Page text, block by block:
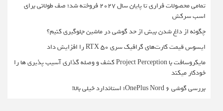
تمامی محصولات فراری تا پایان سال ۲۰۲۷ فروخته شد؛ صف طولانی برای
اسب سرکش
چگونه از داغ شدن بیش از حد گوشی در ماشین جلوگیری کنیم؟
ایسوس قیمت کارت‌های گرافیک سری RTX 50 را افزایش داد
مایکروسافت با Project Perception کشف و وصله گذاری آسیب پذیری ها را
خودکار میکند
بررسی گوشی OnePlus Nord 6؛ استاندارد خیلی بالا!